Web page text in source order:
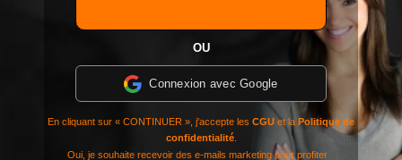
OU
Connexion avec Google
En cliquant sur « CONTINUER », j'accepte les CGU et la Politique de
confidentialité.
Oui, je souhaite recevoir des e-mails marketing pour profiter